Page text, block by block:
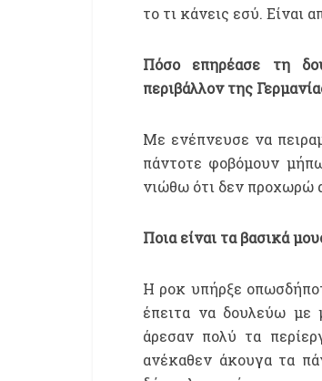
το τι κάνεις εσύ. Είναι
Πόσο επηρέασε τη
περιβάλλον της
Με ενέπνευσε να
πάντοτε φοβόμουν
νιώθω ότι δεν προχωρώ
Ποια είναι τα βασικά
Η ροκ υπήρξε
έπειτα να δουλεύω με
άρεσαν πολύ τα
ανέκαθεν άκουγα τα